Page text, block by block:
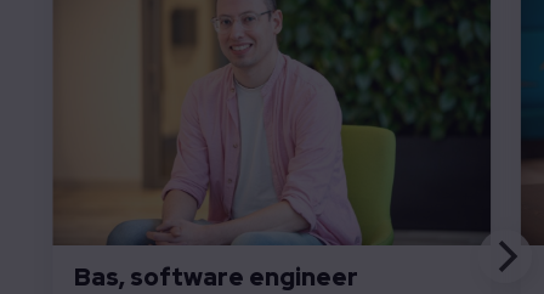
Bas, software engineer